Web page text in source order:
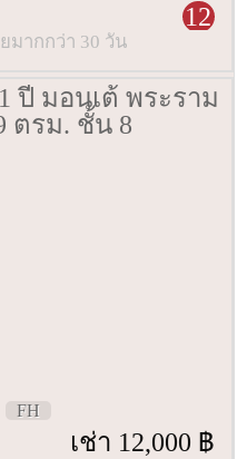
12
มากกว่า 30 วัน
ปี มอนเต้ พระราม
ตรม. ชั้น 8
FH
เช่า 12,000 ฿